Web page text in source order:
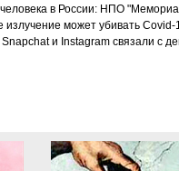
в России: НПО
излучение может убивать
Snapchat и Instagram связали с